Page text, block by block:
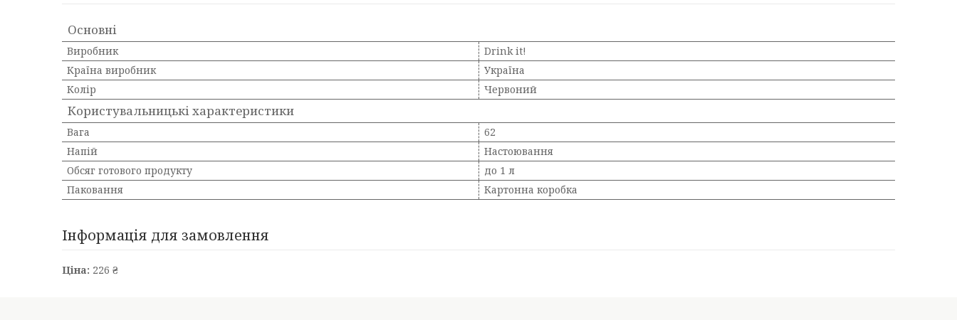
Основні
Виробник
Drink it!
Країна виробник
Україна
Колір
Червоний
Користувальницькі характеристики
Вага
62
Напій
Настоювання
Обсяг готового продукту
до 1 л
Паковання
Картонна коробка
Інформація для замовлення
Ціна: 226 ₴